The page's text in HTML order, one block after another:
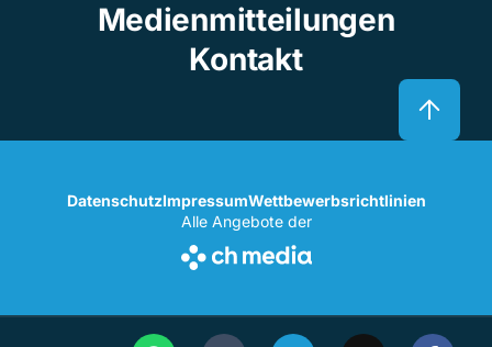
Medienmitteilungen
Kontakt
DatenschutzImpressumWettbewerbsrichtlinien
Alle Angebote der